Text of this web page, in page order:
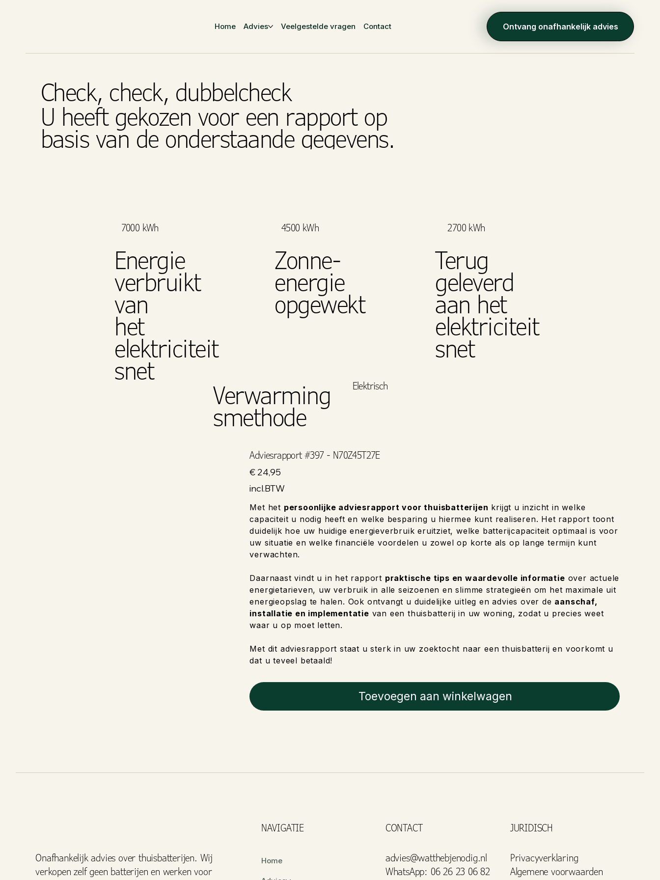
Home Advies Veelgestelde vragen Contact Ontvang onafhankelijk advies
Check, check, dubbelcheck
U heeft gekozen voor een rapport op
basis van de onderstaande gegevens.
7000 kWh
Energie
verbruikt
van
het
elektriciteit
snet
4500 kWh
Zonne-
energie
opgewekt
2700 kWh
Terug
geleverd
aan het
elektriciteit
snet
Verwarming
smethode
Elektrisch
Adviesrapport #397 - N70Z45T27E
Prijs
€ 24,95
incl.BTW
Met het persoonlijke adviesrapport voor thuisbatterijen krijgt u inzicht in welke
capaciteit u nodig heeft en welke besparing u hiermee kunt realiseren. Het rapport toont
duidelijk hoe uw huidige energieverbruik eruitziet, welke batterijcapaciteit optimaal is voor
uw situatie en welke financiële voordelen u zowel op korte als op lange termijn kunt
verwachten.
Daarnaast vindt u in het rapport praktische tips en waardevolle informatie over actuele
energietarieven, uw verbruik in alle seizoenen en slimme strategieën om het maximale uit
energieopslag te halen. Ook ontvangt u duidelijke uitleg en advies over de aanschaf,
installatie en implementatie van een thuisbatterij in uw woning, zodat u precies weet
waar u op moet letten.
Met dit adviesrapport staat u sterk in uw zoektocht naar een thuisbatterij en voorkomt u
dat u teveel betaald!
Toevoegen aan winkelwagen
NAVIGATIE CONTACT JURIDISCH
Onafhankelijk advies over thuisbatterijen. Wij
verkopen zelf geen batterijen en werken voor
Home
advies@watthebjenodig.nl
WhatsApp: 06 26 23 06 82
Privacyverklaring
Algemene voorwaarden